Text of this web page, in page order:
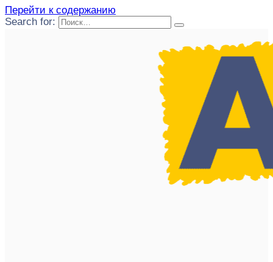
Перейти к содержанию
Search for: